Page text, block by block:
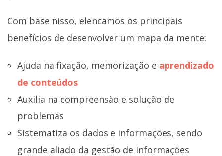
Com base nisso, elencamos os principais
benefícios de desenvolver um mapa da mente:
Ajuda na fixação, memorização e aprendizado
de conteúdos
Auxilia na compreensão e solução de
problemas
Sistematiza os dados e informações, sendo
grande aliado da gestão de informações